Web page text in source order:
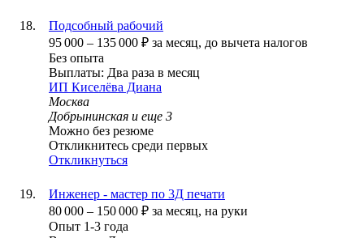
Подсобный рабочий
95 000 – 135 000 ₽ за месяц, до вычета налогов
Без опыта
Выплаты: Два раза в месяц
ИП Киселёва Диана
Москва
Добрынинская и еще 3
Можно без резюме
Откликнитесь среди первых
Откликнуться
Инженер - мастер по 3Д печати
80 000 – 150 000 ₽ за месяц, на руки
Опыт 1-3 года